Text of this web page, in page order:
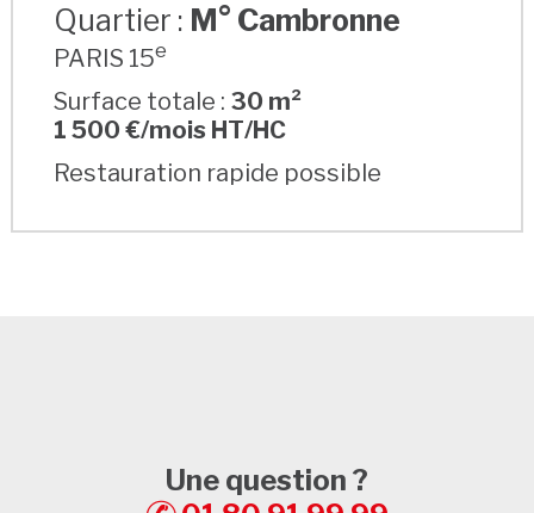
Quartier : M° Cambronne
PARIS 15e
Surface totale : 30 m²
1 500 €/mois HT/HC
Restauration rapide possible
Une question ?